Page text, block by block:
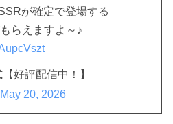
が確定で登場する
らえますよ～♪
好評配信中！】
May 20, 2026